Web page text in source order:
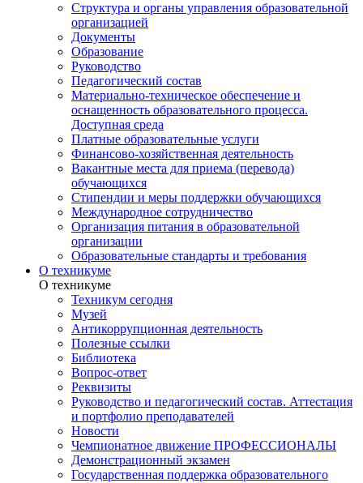
Структура и органы управления образовательной
организацией
Документы
Образование
Руководство
Педагогический состав
Материально-техническое обеспечение и
оснащенность образовательного процесса.
Доступная среда
Платные образовательные услуги
Финансово-хозяйственная деятельность
Вакантные места для приема (перевода)
обучающихся
Стипендии и меры поддержки обучающихся
Международное сотрудничество
Организация питания в образовательной
организации
Образовательные стандарты и требования
О техникуме
О техникуме
Техникум сегодня
Музей
Антикоррупционная деятельность
Полезные ссылки
Библиотека
Вопрос-ответ
Реквизиты
Руководство и педагогический состав. Аттестация
и портфолио преподавателей
Новости
Чемпионатное движение ПРОФЕССИОНАЛЫ
Демонстрационный экзамен
Государственная поддержка образовательного